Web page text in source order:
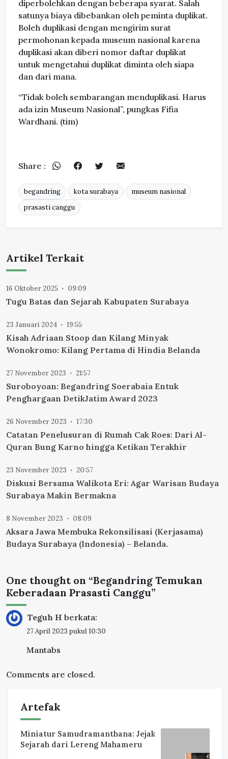
diperbolehkan dengan beberapa syarat. Salah
satunya biaya dibebankan oleh peminta duplikat.
Boleh duplikasi dengan mengirim surat
permohonan kepada museum nasional karena
duplikasi akan diberi nomor daftar duplikat
untuk mengetahui duplikat diminta oleh siapa
dan dari mana.
“Tidak boleh sembarangan menduplikasi. Harus
ada izin Museum Nasional”, pungkas Fifia
Wardhani. (tim)
Share :
begandring kota surabaya
museum nasional
prasasti canggu
Artikel Terkait
16 Oktober 2025 09:09
Tugu Batas dan Sejarah Kabupaten Surabaya
23 Januari 2024 19:55
Kisah Adriaan Stoop dan Kilang Minyak
Wonokromo: Kilang Pertama di Hindia Belanda
27 November 2023 21:57
Suroboyoan: Begandring Soerabaia Entuk
Penghargaan DetikJatim Award 2023
26 November 2023 17:30
Catatan Penelusuran di Rumah Cak Roes: Dari Al-
Quran Bung Karno hingga Ketikan Terakhir
23 November 2023 20:57
Diskusi Bersama Walikota Eri: Agar Warisan Budaya
Surabaya Makin Bermakna
8 November 2023 08:09
Aksara Jawa Membuka Rekonsilisasi (Kerjasama)
Budaya Surabaya (Indonesia) – Belanda.
One thought on “Begandring Temukan
Keberadaan Prasasti Canggu”
Teguh H berkata:
27 April 2023 pukul 10:30
Mantabs
Comments are closed.
Artefak
Miniatur Samudramanthana: Jejak
Sejarah dari Lereng Mahameru